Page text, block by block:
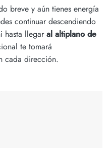
breve y aún tienes energía
continuar descendiendo
hasta llegaral altiplano de
te tomará
cada dirección.